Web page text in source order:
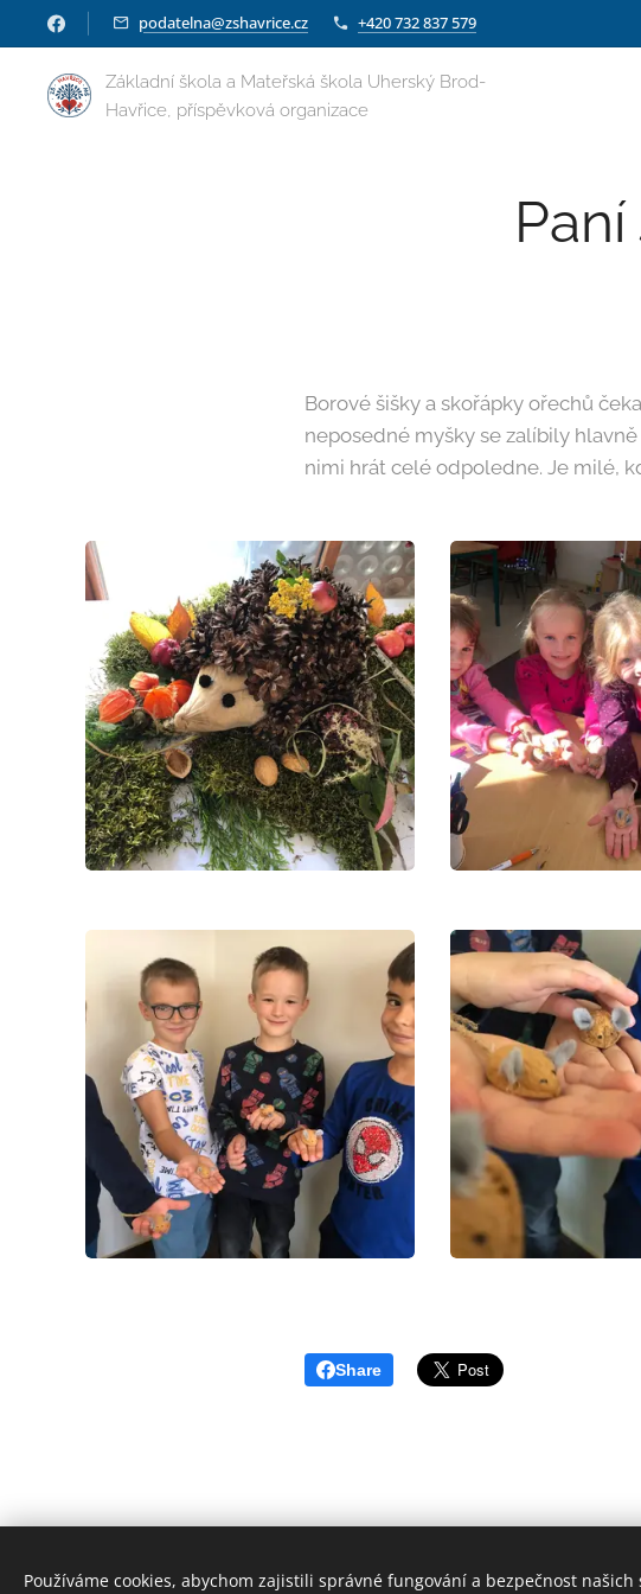
podatelna@zshavrice.cz +420 732 837 579
Základní škola a Mateřská škola Uherský Brod-
Havřice, příspěvková organizace
Borové šišky a skořápky ořechů
neposedné myšky se zalíbily
nimi hrát celé odpoledne. Je milé,
Share
© 2024 Základní škola a Mateřská
Používáme cookies, abychom zajistili správné fungování a bezpečnost našich